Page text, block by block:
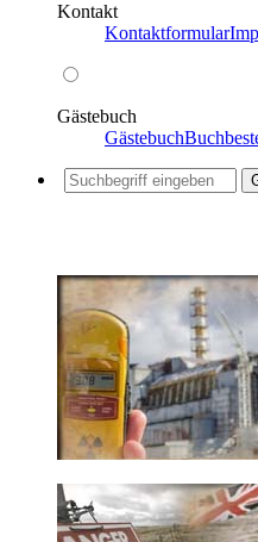
Kontakt
Kontaktformular
Gästebuch
Gästebuch